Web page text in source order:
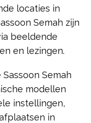
locaties in
Semah zijn
beeldende
en lezingen.
Semah
modellen
instellingen,
in